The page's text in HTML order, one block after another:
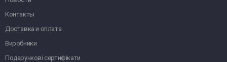
Контакты
Доставка и оплата
Виробники
Подарункові сертифікати